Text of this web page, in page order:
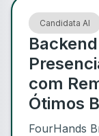
Candidata AI
com
Ótimos
FourHands